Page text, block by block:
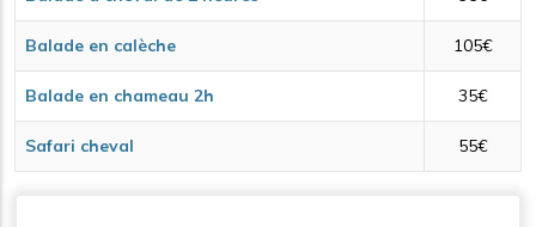
Balade en calèche 105€
Balade en chameau 2h 35€
Safari cheval 55€